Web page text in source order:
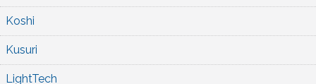
Koshi
Kusuri
LightTech